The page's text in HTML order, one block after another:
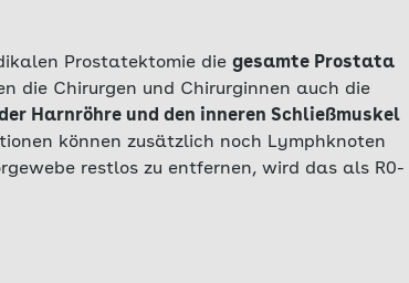
Prostatektomie die gesamte Prostata
die Chirurgen und Chirurginnen auch die
Harnröhre und den inneren Schließmuskel
können zusätzlich noch Lymphknoten
restlos zu entfernen, wird das als R0-